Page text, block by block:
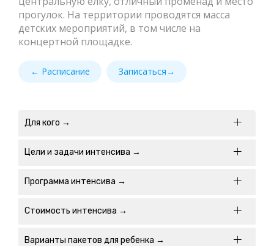
прогулок. На территории проводятся масса
детских мероприятий, в том числе на
концертной площадке.
← Расписание Записаться→
Для кого →
Цели и задачи интенсива →
Программа интенсива →
Стоимость интенсива →
Варианты пакетов для ребенка →